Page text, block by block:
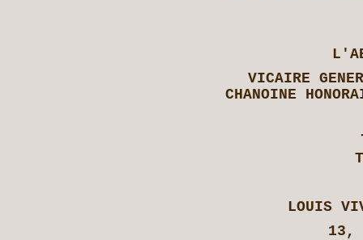
VICAIRE
CHANOINE
LOUIS
13,